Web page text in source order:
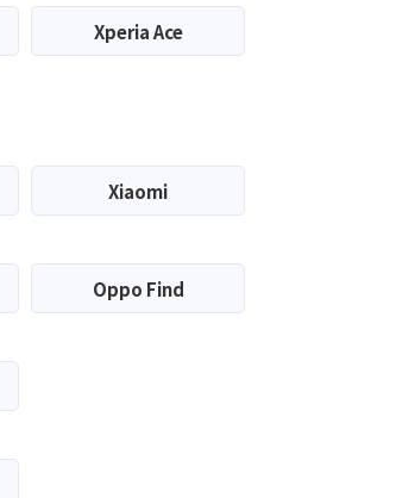
Xperia Ace
Xiaomi
Oppo Find